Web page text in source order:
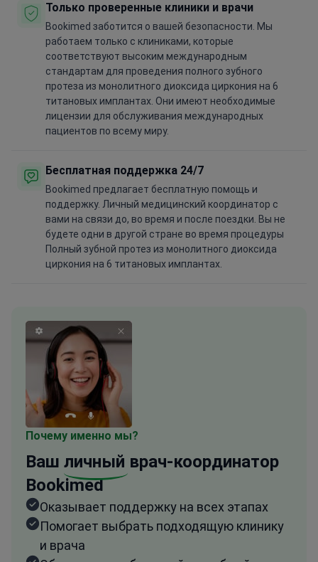
Только проверенные клиники и врачи
Bookimed заботится о вашей безопасности. Мы
работаем только с клиниками, которые
соответствуют высоким международным
стандартам для проведения полного зубного
протеза из монолитного диоксида циркония на 6
титановых имплантах. Они имеют необходимые
лицензии для обслуживания международных
пациентов по всему миру.
Бесплатная поддержка 24/7
Bookimed предлагает бесплатную помощь и
поддержку. Личный медицинский координатор с
вами на связи до, во время и после поездки. Вы не
будете одни в другой стране во время процедуры
Полный зубной протез из монолитного диоксида
циркония на 6 титановых имплантах.
Почему именно мы?
Ваш личный врач-координатор
Bookimed
Оказывает поддержку на всех этапах
Помогает выбрать подходящую клинику
и врача